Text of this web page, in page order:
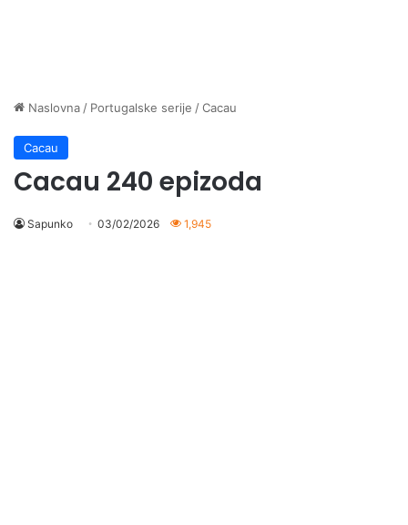
Naslovna / Portugalske serije /Cacau
Cacau
Cacau 240 epizoda
Sapunko 03/02/2026 1,945